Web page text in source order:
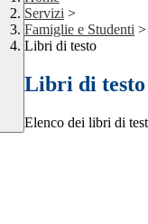
Servizi >
Famiglie e Studenti >
Libri di testo
Libri di testo
Elenco dei libri di